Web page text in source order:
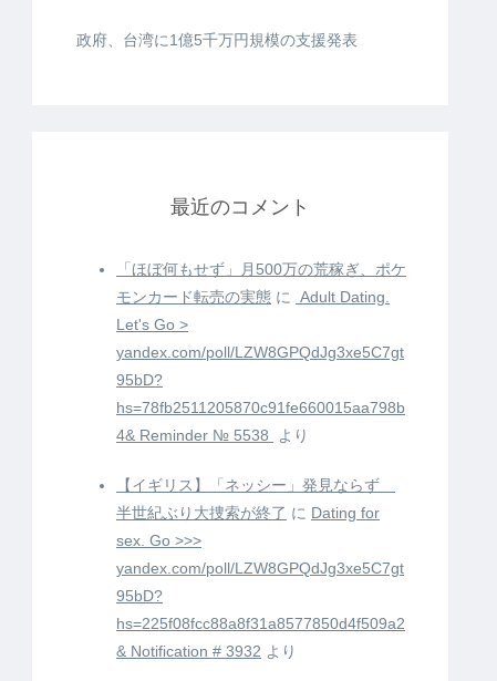
政府、台湾に1億5千万円規模の支援発表
最近のコメント
「ほぼ何もせず」月500万の荒稼ぎ、ポケ
モンカード転売の実態 に
️ Adult Dating.
Let's Go >
yandex.com/poll/LZW8GPQdJg3xe5C7gt
95bD?
hs=78fb2511205870c91fe660015aa798b
4& Reminder № 5538 ️
より
【イギリス】「ネッシー」発見ならず
半世紀ぶり大捜索が終了 に Dating for
sex. Go >>>
yandex.com/poll/LZW8GPQdJg3xe5C7gt
95bD?
hs=225f08fcc88a8f31a8577850d4f509a2
& Notification # 3932 より